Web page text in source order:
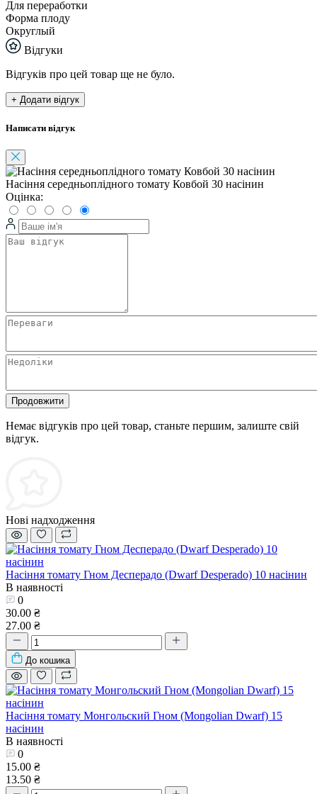
Для переработки
Форма плоду
Округлый
Відгуки
Відгуків про цей товар ще не було.
+ Додати відгук
Написати відгук
Насіння середньоплідного томату Ковбой 30 насінин
Оцінка:
Продовжити
Немає відгуків про цей товар, станьте першим, залиште свій
відгук.
Нові надходження
Насіння томату Гном Десперадо (Dwarf Desperado) 10 насінин
В наявності
0
30.00 ₴
27.00 ₴
До кошика
Насіння томату Монгольский Гном (Mongolian Dwarf) 15
насінин
В наявності
0
15.00 ₴
13.50 ₴